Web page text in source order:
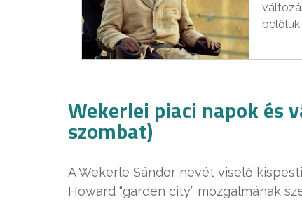
Wekerlei piaci napok és
szombat)
A Wekerle Sándor nevét viselő
Howard “garden city” mozgalmának